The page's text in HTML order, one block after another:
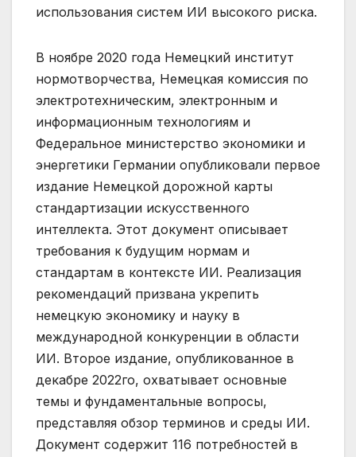
использования систем ИИ высокого риска.
В ноябре 2020 года Немецкий институт
нормотворчества, Немецкая комиссия по
электротехническим, электронным и
информационным технологиям и
Федеральное министерство экономики и
энергетики Германии опубликовали первое
издание Немецкой дорожной карты
стандартизации искусственного
интеллекта. Этот документ описывает
требования к будущим нормам и
стандартам в контексте ИИ. Реализация
рекомендаций призвана укрепить
немецкую экономику и науку в
международной конкуренции в области
ИИ. Второе издание, опубликованное в
декабре 2022го, охватывает основные
темы и фундаментальные вопросы,
представляя обзор терминов и среды ИИ.
Документ содержит 116 потребностей в